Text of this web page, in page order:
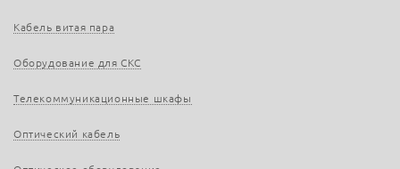
Кабель витая пара
Оборудование для СКС
Телекоммуникационные шкафы
Оптический кабель